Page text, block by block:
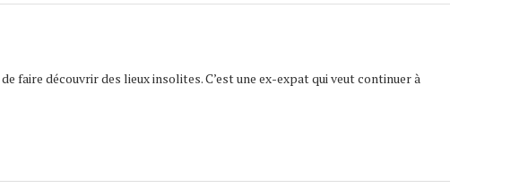
faire découvrir des lieux insolites. C’est une ex-expat qui veut continuer à